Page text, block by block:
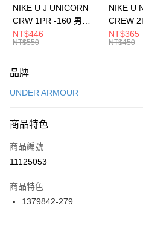
元大商業銀行
台灣樂天信用卡公司
全盈+PAY
AFTEE先享後付
【關於「AFTEE先享後付」】
便利好安心！
３．安心：先確認商品／服務後，再付款
【「AFTEE先享後付」結帳流程】
１．於結帳方式選擇「AFTEE先享後付
２．訂單成立數日內，您將收到繳費通知
３．收到繳費通知簡訊後14天內，點擊
ATM／網路銀行／等多元方式進行付款
運送方式
每筆NT$100，滿NT$1,500(含以上)
宅配
每筆NT$100，滿NT$1,500(含以上)
付款後門市自取
每筆NT$100，滿NT$1,500(含以上)
NIKE U J UNICORN
CRW 1PR -160 男女
中統襪 FZ3393100
NT$446
NT$550
NIKE U
CREW
NT$365
NT$450
品牌
UNDER ARMOUR
商品特色
商品編號
11125053
商品特色
1379842-279